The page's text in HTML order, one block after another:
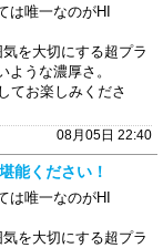
は唯一なのがHI
を大切にする超プラ
うな濃厚さ。
てお楽しみくださ
08月05日 22:40
能ください！
は唯一なのがHI
を大切にする超プラ